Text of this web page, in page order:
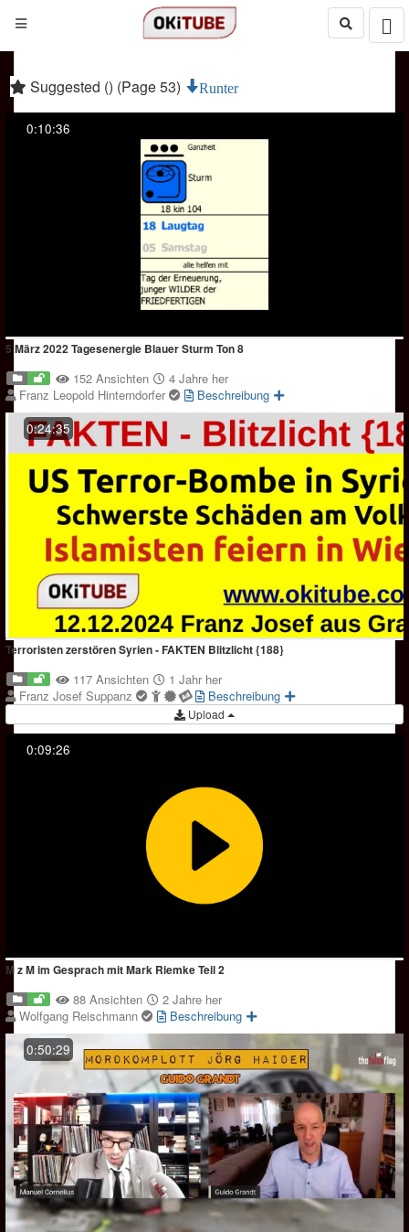
Suggested () (Page 53) Runter
0:10:36
5 März 2022 Tagesenergie Blauer Sturm Ton 8
152 Ansichten
4 Jahre her
Franz Leopold Hinterndorfer
Beschreibung
0:24:35
Terroristen zerstören Syrien - FAKTEN Blitzlicht {188}
117 Ansichten
1 Jahr her
Franz Josef Suppanz
Beschreibung
Upload
0:09:26
M z M im Gesprach mit Mark Riemke Teil 2
88 Ansichten
2 Jahre her
Wolfgang Reischmann
Beschreibung
0:50:29